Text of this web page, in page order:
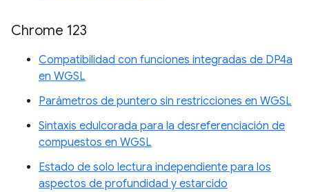
Chrome 123
Compatibilidad con funciones integradas de DP4a
en WGSL
Parámetros de puntero sin restricciones en WGSL
Sintaxis edulcorada para la desreferenciación de
compuestos en WGSL
Estado de solo lectura independiente para los
aspectos de profundidad y estarcido